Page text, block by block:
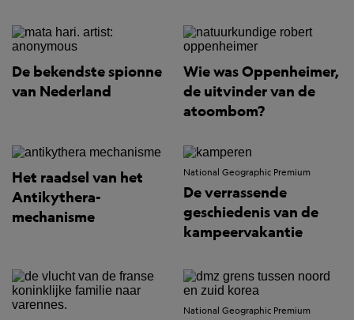
De bekendste spionne
van Nederland
Wie was Oppenheimer,
de uitvinder van de
atoombom?
Het raadsel van het
Antikythera-
mechanisme
National Geographic Premium
De verrassende
geschiedenis van de
kampeervakantie
National Geographic Premium